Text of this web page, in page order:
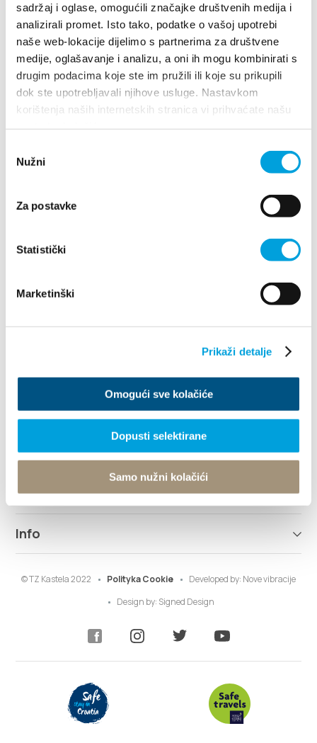
sadržaj i oglase, omogućili značajke društvenih medija i
analizirali promet. Isto tako, podatke o vašoj upotrebi
naše web-lokacije dijelimo s partnerima za društvene
medije, oglašavanje i analizu, a oni ih mogu kombinirati s
drugim podacima koje ste im pružili ili koje su prikupili
dok ste upotrebljavali njihove usluge. Nastavkom
korištenja naših internetskih stranica vi prihvaćate našu
pristanka
Nužni
Za postavke
Statistički
Marketinški
Prikaži detalje
Omogući sve kolačiće
Dopusti selektirane
Samo nužni kolačići
Villa Nika, Kamberovo šetalište 30,
21216 Kaštel Stari, Hrvatska
Wskazówki
info@kastela-info.hr
Odkryj
Destynacja
Co robić
Info
© TZ Kastela 2022 Polityka Cookie Developed by: Nove vibracije
Design by: Signed Design